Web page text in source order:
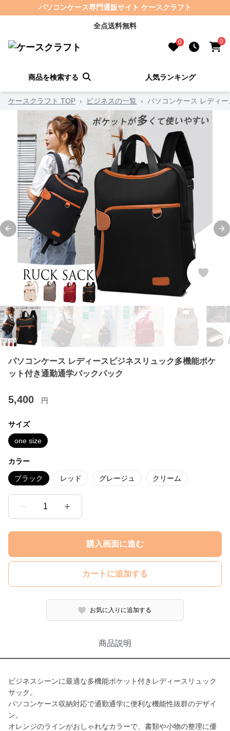
パソコンケース専門通販サイト ケースクラフト
全点送料無料
0 0
商品を検索する 人気ランキング
ケースクラフト TOP › ビジネスの一覧 › パソコンケース レディ
Previous slide
パソコンケース レディースビジネスリュック多機能ポケ
ット付き通勤通学バックパック
5,400 円
サイズ
one size
カラー
ブラック レッド グレージュ クリーム
1
購入画面に進む
カートに追加する
お気に入りに追加する
商品説明
ビジネスシーンに最適な多機能ポケット付きレディースリュック
サック。
パソコンケース収納対応で通勤通学に便利な機能性抜群のデザイ
ン。
オレンジのラインがおしゃれなカラーで、書類や小物の整理に優